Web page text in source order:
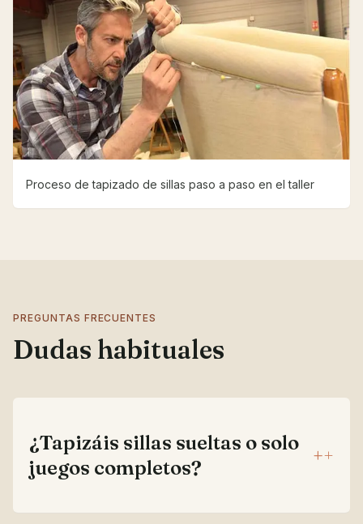
Proceso de tapizado de sillas paso a paso en el taller
PREGUNTAS FRECUENTES
Dudas habituales
¿Tapizáis sillas sueltas o solo
juegos completos?
+